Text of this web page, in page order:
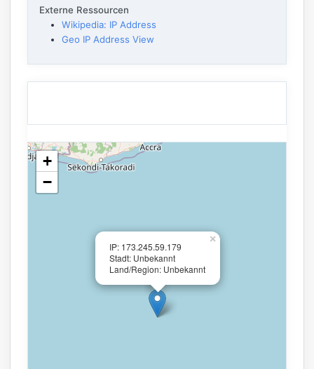
Externe Ressourcen
Wikipedia: IP Address
Geo IP Address View
IP: 173.245.59.179
Stadt: Unbekannt
Land/Region: Unbekannt
×
+
−